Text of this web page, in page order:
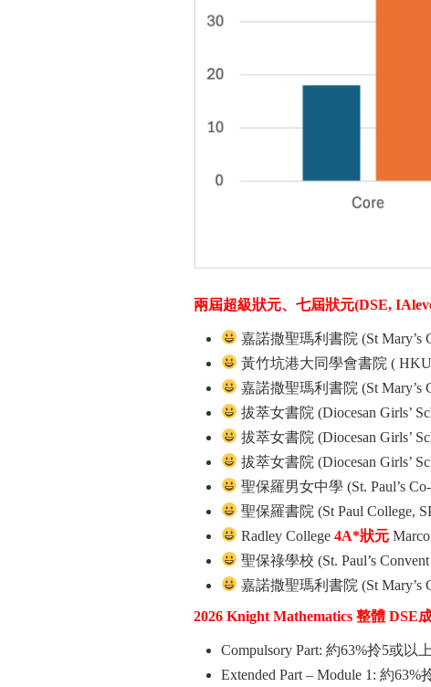
兩屆超級狀元、七屆狀元(DSE,
嘉諾撒聖瑪利書院 (St Mary’s
黃竹坑港大同學會書院 (
嘉諾撒聖瑪利書院 (St Mary’s
拔萃女書院 (Diocesan Girls’
拔萃女書院 (Diocesan Girls’
拔萃女書院 (Diocesan Girls’
聖保羅男女中學 (St. Paul’s
聖保羅書院 (St Paul College,
Radley College4A*狀元
聖保祿學校 (St. Paul’s
嘉諾撒聖瑪利書院 (St Mary’s
2026 Knight Mathematics 整體 DSE
Compulsory Part: 約63%拎5或以
Extended Part – Module 1: 約63%